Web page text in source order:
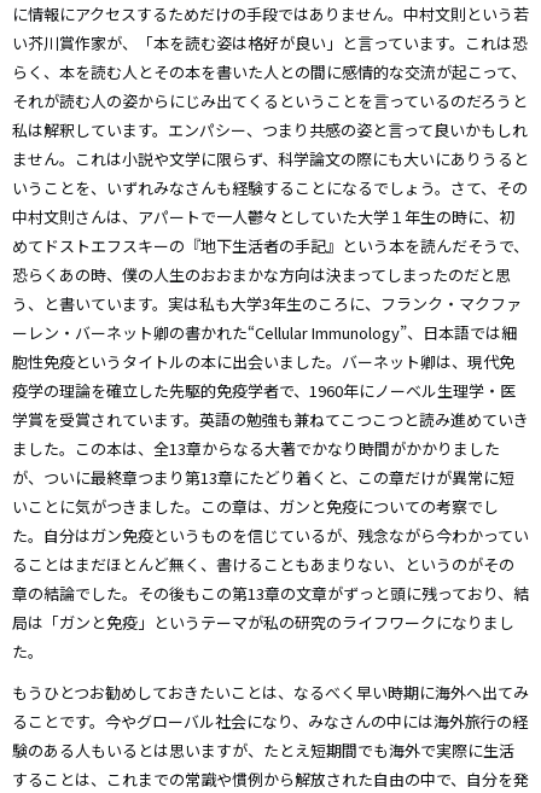
に情報にアクセスするためだけの手段ではありません。中村文則という若
い芥川賞作家が、「本を読む姿は格好が良い」と言っています。これは恐
らく、本を読む人とその本を書いた人との間に感情的な交流が起こって、
それが読む人の姿からにじみ出てくるということを言っているのだろうと
私は解釈しています。エンパシー、つまり共感の姿と言って良いかもしれ
ません。これは小説や文学に限らず、科学論文の際にも大いにありうると
いうことを、いずれみなさんも経験することになるでしょう。さて、その
中村文則さんは、アパートで一人鬱々としていた大学１年生の時に、初
めてドストエフスキーの『地下生活者の手記』という本を読んだそうで、
恐らくあの時、僕の人生のおおまかな方向は決まってしまったのだと思
う、と書いています。実は私も大学3年生のころに、フランク・マクファ
ーレン・バーネット卿の書かれた“Cellular Immunology”、日本語では細
胞性免疫というタイトルの本に出会いました。バーネット卿は、現代免
疫学の理論を確立した先駆的免疫学者で、1960年にノーベル生理学・医
学賞を受賞されています。英語の勉強も兼ねてこつこつと読み進めていき
ました。この本は、全13章からなる大著でかなり時間がかかりました
が、ついに最終章つまり第13章にたどり着くと、この章だけが異常に短
いことに気がつきました。この章は、ガンと免疫についての考察でし
た。自分はガン免疫というものを信じているが、残念ながら今わかってい
ることはまだほとんど無く、書けることもあまりない、というのがその
章の結論でした。その後もこの第13章の文章がずっと頭に残っており、結
局は「ガンと免疫」というテーマが私の研究のライフワークになりまし
た。
もうひとつお勧めしておきたいことは、なるべく早い時期に海外へ出てみ
ることです。今やグローバル社会になり、みなさんの中には海外旅行の経
験のある人もいるとは思いますが、たとえ短期間でも海外で実際に生活
することは、これまでの常識や慣例から解放された自由の中で、自分を発